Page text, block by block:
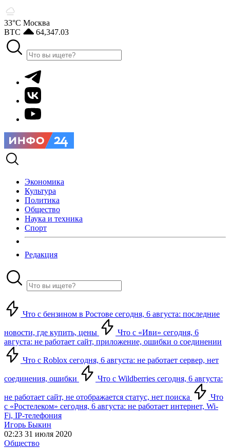
33°С Москва
BTC
64,347.03
Экономика
Культура
Политика
Общество
Наука и техника
Спорт
Редакция
Что с бензином в Ростове сегодня, 6 августа: последние
новости, где купить, цены
Что с «Иви» сегодня, 6
августа: не работает сайт, приложение, ошибки о соединении
Что с Roblox сегодня, 6 августа: не работает сервер, нет
соединения, ошибки Что с Wildberries сегодня, 6 августа:
не работает сайт, не отображается статус, нет поиска
Что
с «Ростелеком» сегодня, 6 августа: не работает интернет, Wi-
Fi, IP-телефония
Игорь Быкин
02:23 31 июля 2020
Общество